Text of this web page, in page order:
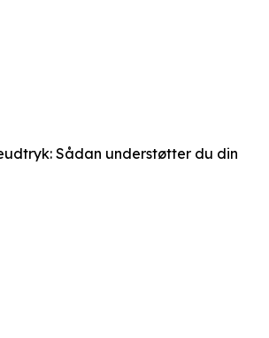
Sådan understøtter du din